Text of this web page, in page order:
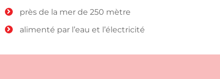
près de la mer de 250 mètre
alimenté par l’eau et l’électricité